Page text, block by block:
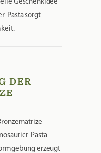
Geschenkidee
Pasta sorgt
DER
Pasta
erzeugt